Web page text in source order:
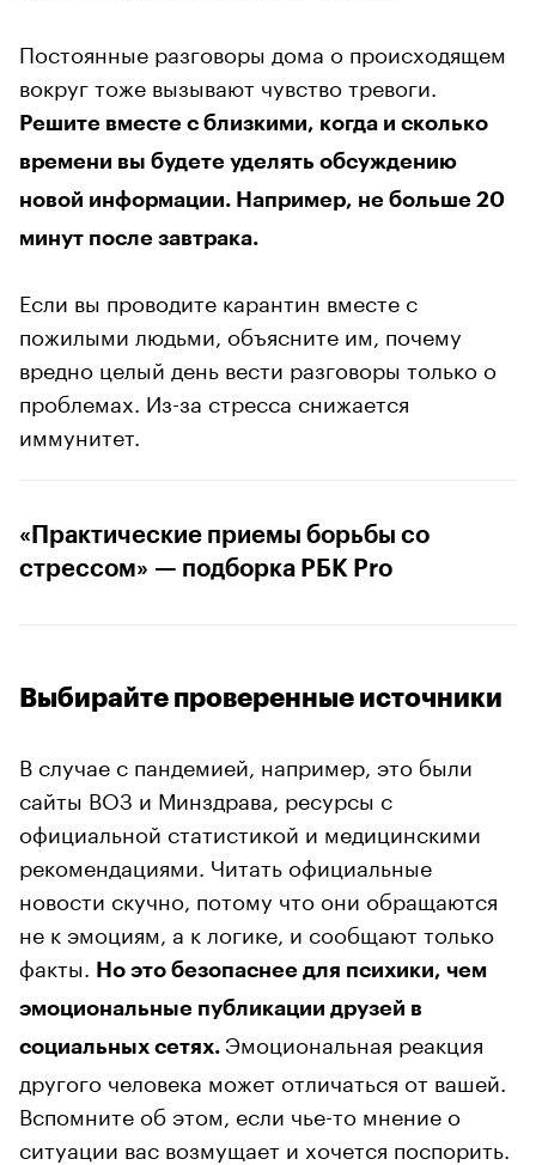
Постоянные разговоры дома о происходящем
вокруг тоже вызывают чувство тревоги.
Решите вместе с близкими, когда и сколько
времени вы будете уделять обсуждению
новой информации. Например, не больше 20
минут после завтрака.
Если вы проводите карантин вместе с
пожилыми людьми, объясните им, почему
вредно целый день вести разговоры только о
проблемах. Из-за стресса снижается
иммунитет.
«Практические приемы борьбы со
стрессом» — подборка РБК Pro
Выбирайте проверенные источники
В случае с пандемией, например, это были
сайты ВОЗ и Минздрава, ресурсы с
официальной статистикой и медицинскими
рекомендациями. Читать официальные
новости скучно, потому что они обращаются
не к эмоциям, а к логике, и сообщают только
факты.
Но это безопаснее для психики, чем
эмоциональные публикации друзей в
социальных сетях. Эмоциональная реакция
другого человека может отличаться от вашей.
Вспомните об этом, если чье-то мнение о
ситуации вас возмущает и хочется поспорить.